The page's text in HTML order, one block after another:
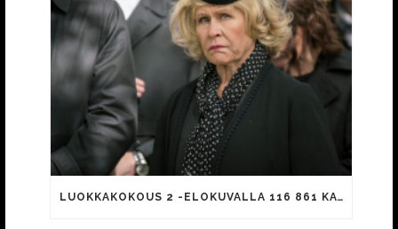
LUOKKAKOKOUS 2 -ELOKUVALLA 116 861 KATSOJAA AVAUSVIIKONLOPUN JÄLKEEN